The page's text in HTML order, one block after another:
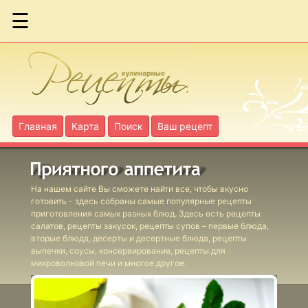
☰
Главная Карта Поиск Ваш рецепт
На нашем сайте Вы сможете найти все, чтобы вкусно
готовить - здесь собраны самые популярные рецепты
приготовления самых разных блюд. Здесь есть рецепты
салатов, рецепты закусок, рецепты супов – первые блюда,
вторые блюда, десерты и десертные блюда, рецепты
выпечки, соусы, консервирование, рецепты для
микроволновой печи и многое другое.
Блинчики с
грибами и
картофельным
Блинчики с
копченой
мойвой
Блинчики с
печенью
трески
Блинчики с
пивом